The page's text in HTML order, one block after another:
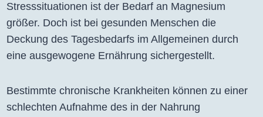
Stresssituationen ist der Bedarf an Magnesium
größer. Doch ist bei gesunden Menschen die
Deckung des Tagesbedarfs im Allgemeinen durch
eine ausgewogene Ernährung sichergestellt.
Bestimmte chronische Krankheiten können zu einer
schlechten Aufnahme des in der Nahrung